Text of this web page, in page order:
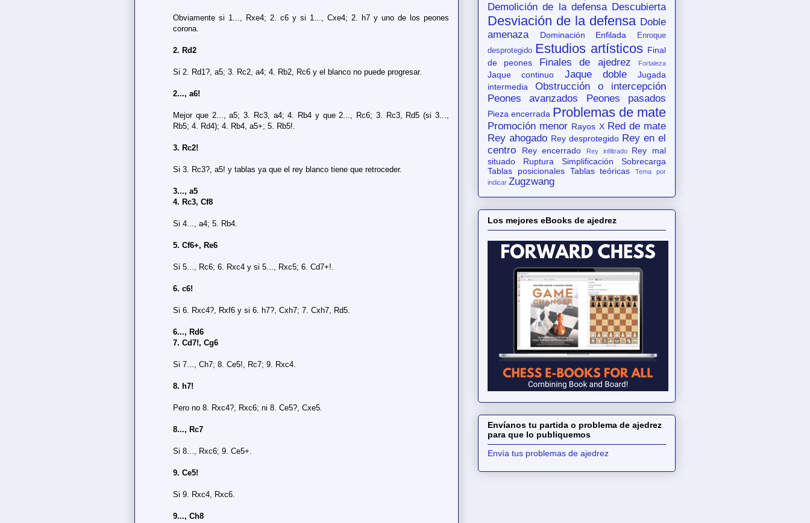
Obviamente si 1..., Rxe4; 2. c6 y si 1..., Cxe4; 2. h7 y uno de los peones
corona.
2. Rd2
Si 2. Rd1?, a5; 3. Rc2, a4; 4. Rb2, Rc6 y el blanco no puede progresar.
2..., a6!
Mejor que 2..., a5; 3. Rc3, a4; 4. Rb4 y que 2..., Rc6; 3. Rc3, Rd5 (si 3...,
Rb5; 4. Rd4); 4. Rb4, a5+; 5. Rb5!.
3. Rc2!
Si 3. Rc3?, a5! y tablas ya que el rey blanco tiene que retroceder.
3..., a5
4. Rc3, Cf8
Si 4..., a4; 5. Rb4.
5. Cf6+, Re6
Si 5..., Rc6; 6. Rxc4 y si 5..., Rxc5; 6. Cd7+!.
6. c6!
Si 6. Rxc4?, Rxf6 y si 6. h7?, Cxh7; 7. Cxh7, Rd5.
6..., Rd6
7. Cd7!, Cg6
Si 7..., Ch7; 8. Ce5!, Rc7; 9. Rxc4.
8. h7!
Pero no 8. Rxc4?, Rxc6; ni 8. Ce5?, Cxe5.
8..., Rc7
Si 8..., Rxc6; 9. Ce5+.
9. Ce5!
Si 9. Rxc4, Rxc6.
9..., Ch8
Demolición de la defensa Descubierta
Desviación de la defensa Doble
amenaza
Dominación Enfilada
Enroque
desprotegido Estudios artísticos Final
de peones
Finales de ajedrez Fortaleza
Jaque continuo Jaque doble
Jugada
intermedia
Obstrucción o intercepción
Peones avanzados
Peones pasados
Pieza encerrada Problemas de mate
Promoción menor Rayos X Red de mate
Rey ahogado Rey desprotegido Rey en el
centro
Rey encerrado Rey infiltrado
Rey mal
situado
Ruptura Simplificación
Sobrecarga
Tablas posicionales Tablas teóricas
Tema por
indicar Zugzwang
Los mejores eBooks de ajedrez
Envíanos tu partida o problema de ajedrez
para que lo publiquemos
Envía tus problemas de ajedrez